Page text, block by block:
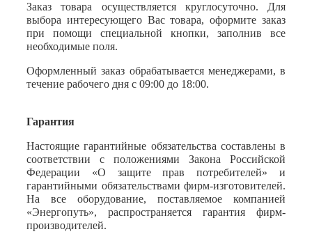
Заказ товара осуществляется круглосуточно. Для
выбора интересующего Вас товара, оформите заказ
при помощи специальной кнопки, заполнив все
необходимые поля.
Оформленный заказ обрабатывается менеджерами, в
течение рабочего дня с 09:00 до 18:00.
Гарантия
Настоящие гарантийные обязательства составлены в
соответствии с положениями Закона Российской
Федерации «О защите прав потребителей» и
гарантийными обязательствами фирм-изготовителей.
На все оборудование, поставляемое компанией
«Энергопуть», распространяется гарантия фирм-
производителей.